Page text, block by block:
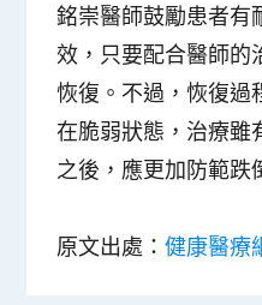
銘崇醫師鼓勵患者有
效，只要配合醫師的
恢復。不過，恢復過
在脆弱狀態，治療雖
之後，應更加防範跌
原文出處：健康醫療